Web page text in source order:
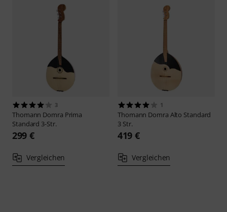
3
Thomann Domra Prima
Standard 3-Str.
299 €
Vergleichen
1
Thomann Domra Alto Standard
3 Str.
419 €
Vergleichen